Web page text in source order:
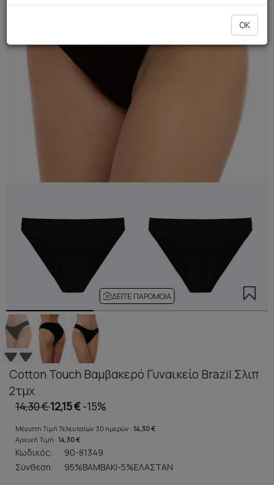
ΔΕΊΤΕ ΠΑΡΌΜΟΙΑ
Cotton Touch Βαμβακερό Γυναικείο Brazil Σλιπ
2τμχ
14,30 €12,15 €-15%
Μέγιστη Τιμή Τελευταίων 30 ημερών : 14,30 €
Αρχική Τιμή : 14,30 €
Κωδικός:
90-81349
Σύνθεση:
95%ΒΑΜΒΑΚΙ-5%ΕΛΑΣΤΑΝ
OK